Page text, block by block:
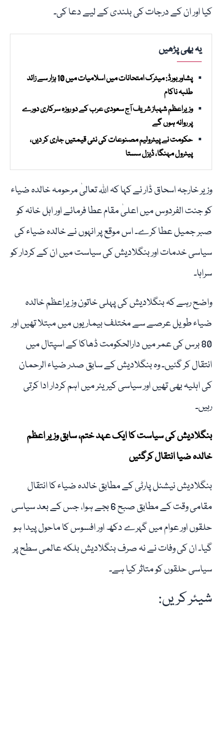
کیا اور ان کے درجات کی بلندی کے لیے دعا کی۔
یہ بھی پڑھیں
پشاور بورڈ: میٹرک امتحانات میں اسلامیات میں 10 ہزار سے زائد
طلبہ ناکام
وزیراعظم شہباز شریف آج سعودی عرب کے دو روزہ سرکاری دورے
پر روانہ ہوں گے
حکومت نے پیٹرولیم مصنوعات کی نئی قیمتیں جاری کر دیں،
پیٹرول مہنگا، ڈیزل سستا
وزیر خارجہ اسحاق ڈار نے کہا کہ اللہ تعالیٰ مرحومہ خالدہ ضیاء
کو جنت الفردوس میں اعلیٰ مقام عطا فرمائے اور اہل خانہ کو
صبر جمیل عطا کرے۔ اس موقع پر انہوں نے خالدہ ضیاء کی
سیاسی خدمات اور بنگلادیش کی سیاست میں ان کے کردار کو
سراہا۔
واضح رہے کہ بنگلادیش کی پہلی خاتون وزیراعظم خالدہ
ضیاء طویل عرصے سے مختلف بیماریوں میں مبتلا تھیں اور
80 برس کی عمر میں دارالحکومت ڈھاکا کے اسپتال میں
انتقال کر گئیں۔ وہ بنگلادیش کے سابق صدر ضیاء الرحمان
کی اہلیہ بھی تھیں اور سیاسی کیریئر میں اہم کردار ادا کرتی
رہیں۔
بنگلادیش کی سیاست کا ایک عہد ختم، سابق وزیر اعظم
خالدہ ضیا انتقال کرگئیں
بنگلادیش نیشنل پارٹی کے مطابق خالدہ ضیاء کا انتقال
مقامی وقت کے مطابق صبح 6 بجے ہوا، جس کے بعد سیاسی
حلقوں اور عوام میں گہرے دکھ اور افسوس کا ماحول پیدا ہو
گیا۔ ان کی وفات نے نہ صرف بنگلادیش بلکہ عالمی سطح پر
سیاسی حلقوں کو متاثر کیا ہے۔
شیئر کریں: